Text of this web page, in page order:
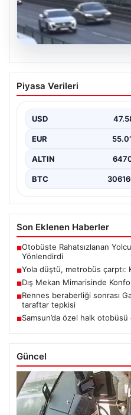
Yola düştü,
durumu kritik
Piyasa Verileri
USD
EUR
ALTIN
BTC
Son Eklenen Haberler
■Otobüste Rahatsızlanan
Yönlendirdi
■Yola düştü, metrobüs çarptı:
■Dış Mekan Mimarisinde
■Rennes beraberliği sonrası
taraftar tepkisi
■Samsun’da özel halk
Güncel